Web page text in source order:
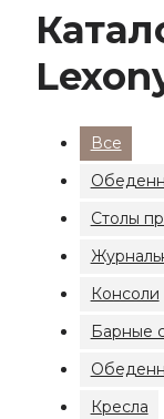
Все
Столы
Консоли
Барные
Кресла